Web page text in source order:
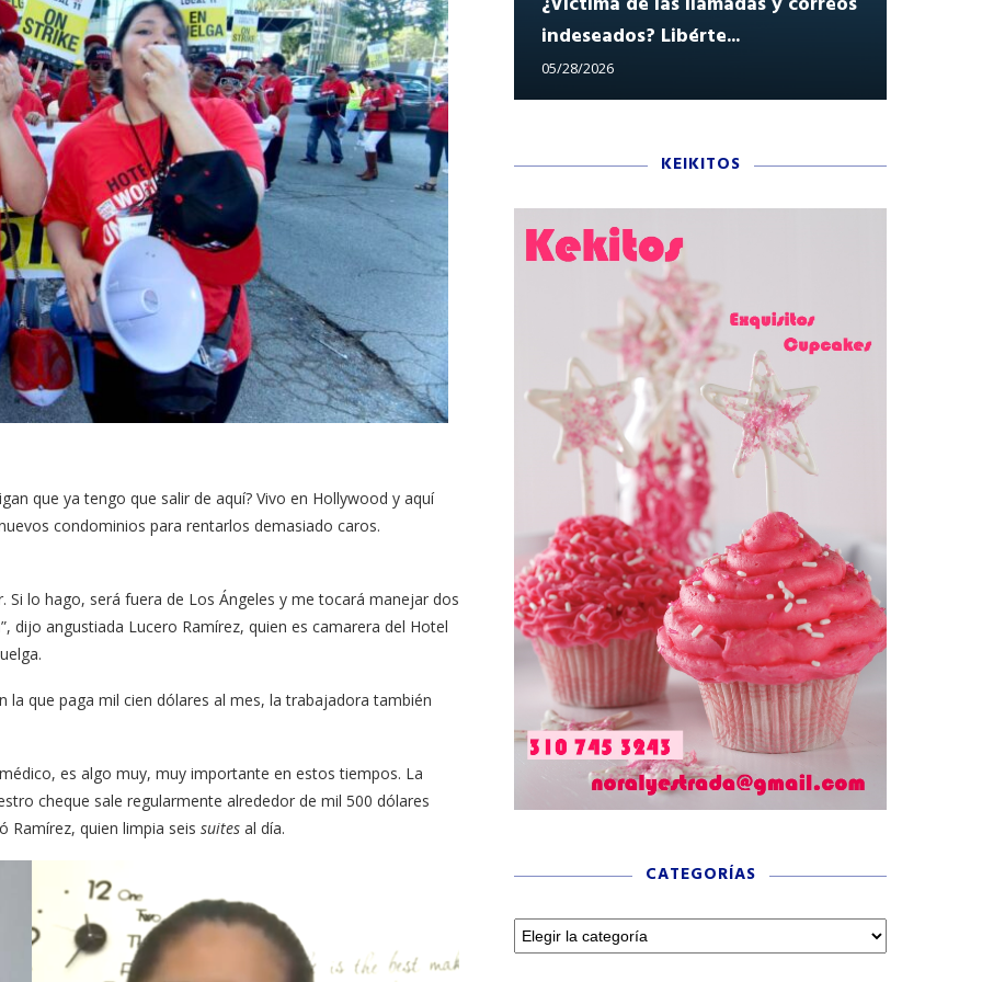
que ya tengo que salir de aquí? Vivo en Hollywood y aquí
condominios para rentarlos demasiado caros.
lo hago, será fuera de Los Ángeles y me tocará manejar dos
dijo angustiada Lucero Ramírez, quien es camarera del Hotel
que paga mil cien dólares al mes, la trabajadora también
es algo muy, muy importante en estos tiempos. La
cheque sale regularmente alrededor de mil 500 dólares
Ramírez, quien limpia seis suites al día.
Tu voz importa ¡Sal a votar!
11/03/2025
indeseados? Libérte...
05/28/2026
KEIKITOS
CATEGORÍAS